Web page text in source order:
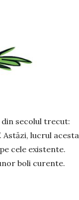
secolul trecut:
Astăzi, lu­crul acesta
cele existente.
boli curente.